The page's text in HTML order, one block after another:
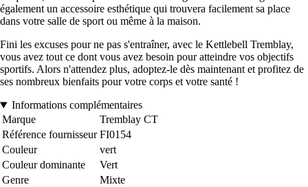
également un accessoire esthétique qui trouvera facilement sa place
dans votre salle de sport ou même à la maison.
Fini les excuses pour ne pas s'entraîner, avec le Kettlebell Tremblay,
vous avez tout ce dont vous avez besoin pour atteindre vos objectifs
sportifs. Alors n'attendez plus, adoptez-le dès maintenant et profitez de
ses nombreux bienfaits pour votre corps et votre santé !
Informations complémentaires
Marque
Tremblay CT
Référence fournisseur FI0154
Couleur
vert
Couleur dominante
Vert
Genre
Mixte